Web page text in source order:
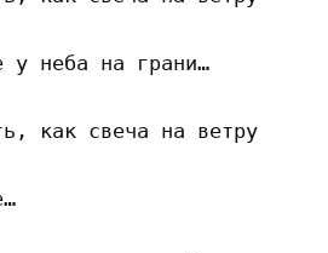
у неба на грани…
как свеча на ветру